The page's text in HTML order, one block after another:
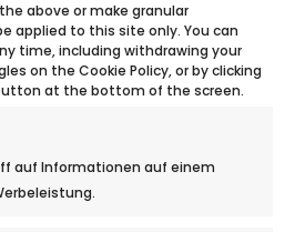
above or make granular
applied to this site only. You can
time, including withdrawing your
on the Cookie Policy, or by clicking
at the bottom of the screen.
auf Informationen auf einem
E-mail